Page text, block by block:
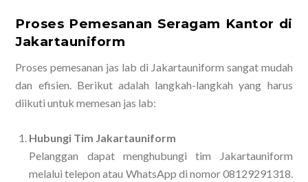
Proses Pemesanan Seragam Kantor di
Jakartauniform
Proses pemesanan jas lab di Jakartauniform sangat mudah
dan efisien. Berikut adalah langkah-langkah yang harus
diikuti untuk memesan jas lab:
Hubungi Tim Jakartauniform
Pelanggan dapat menghubungi tim Jakartauniform
melalui telepon atau WhatsApp di nomor 08129291318.